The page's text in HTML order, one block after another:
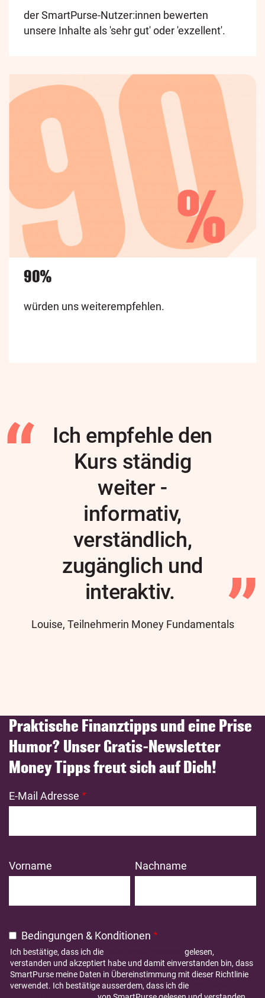
der SmartPurse-Nutzer:innen bewerten
unsere Inhalte als 'sehr gut' oder 'exzellent'.
90%
würden uns weiterempfehlen.
Ich empfehle den
Kurs ständig
weiter -
informativ,
verständlich,
zugänglich und
interaktiv.
AuthorLouise, Teilnehmerin Money Fundamentals
Praktische Finanztipps und eine Prise
Humor? Unser Gratis-Newsletter
Money Tipps freut sich auf Dich!
E-Mail Adresse
Vorname Nachname
Bedingungen & Konditionen
Ich bestätige, dass ich die
gelesen,
verstanden und akzeptiert habe und damit einverstanden bin, dass
SmartPurse meine Daten in Übereinstimmung mit dieser Richtlinie
verwendet. Ich bestätige ausserdem, dass ich die